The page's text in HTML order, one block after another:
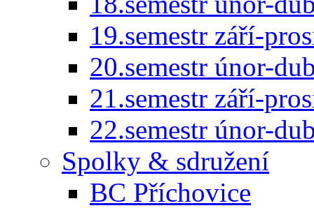
19.semestr září-
20.semestr únor-
21.semestr září-
22.semestr únor-
Spolky & sdružení
BC Příchovice